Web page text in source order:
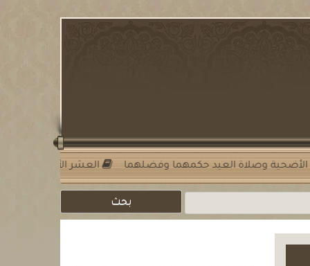
الأضحية وصلاة العيد حكمهما وفضلهما العشر الأول